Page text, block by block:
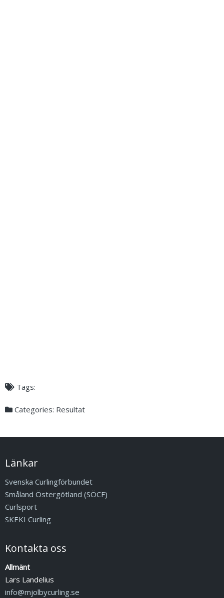
Tags:
Categories: Resultat
Länkar
Svenska Curlingförbundet
Småland Östergötland (SÖCF)
Curlsport
SKEKI Curling
Kontakta oss
Allmänt
Lars Landelius
info@mjolbycurling.se